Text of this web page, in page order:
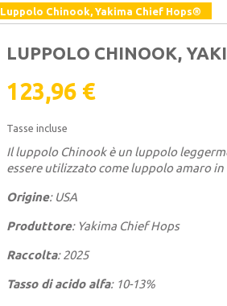
Luppolo Chinook, Yakima Chief Hops®
LUPPOLO CHINOOK,
123,96 €
Tasse incluse
Il luppolo Chinook è un luppolo
essere utilizzato come luppolo amaro
Origine: USA
Produttore: Yakima Chief Hops
Raccolta: 2025
Tasso di acido alfa: 10-13%